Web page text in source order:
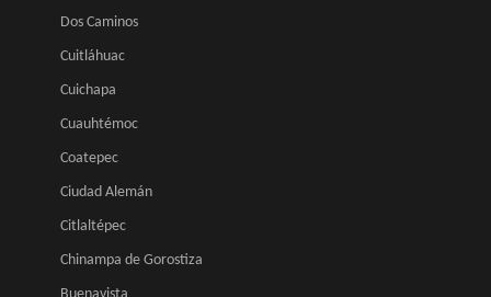
Dos Caminos
Cuitláhuac
Cuichapa
Cuauhtémoc
Coatepec
Ciudad Alemán
Citlaltépec
Chinampa de Gorostiza